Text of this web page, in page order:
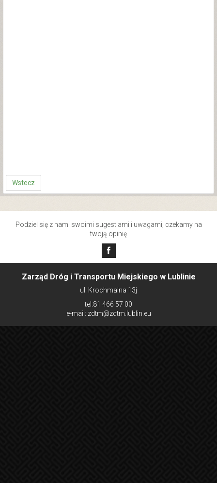
Wstecz
Podziel się z nami swoimi sugestiami i uwagami, czekamy na
twoją opinię
Zarząd Dróg i Transportu Miejskiego w Lublinie
ul. Krochmalna 13j
tel:81 466 57 00
e-mail: zdtm@zdtm.lublin.eu